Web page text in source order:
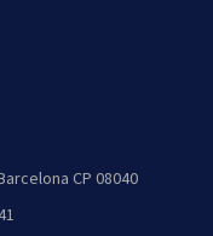
CP 08040